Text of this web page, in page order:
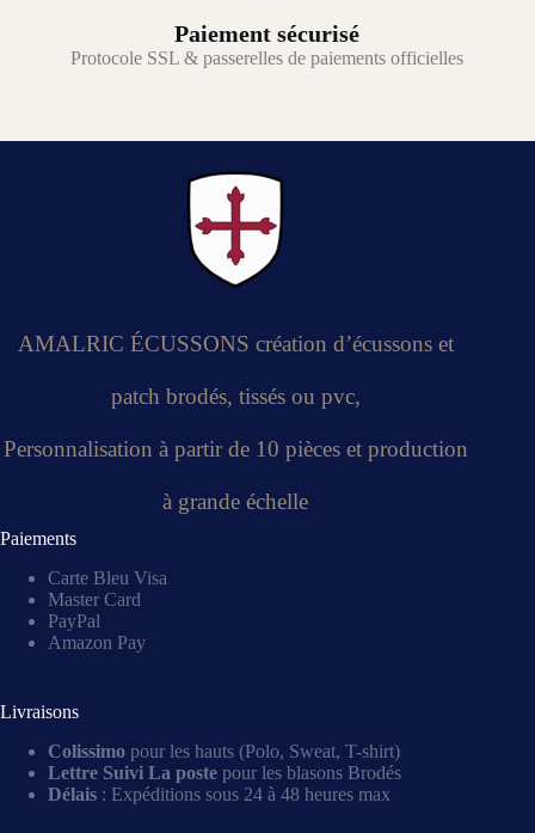
Paiement sécurisé
Protocole SSL & passerelles de paiements officielles
AMALRIC ÉCUSSONS création d’écussons et
patch brodés, tissés ou pvc,
Personnalisation à partir de 10 pièces et production
à grande échelle
Paiements
Carte Bleu Visa
Master Card
PayPal
Amazon Pay
Livraisons
Colissimo pour les hauts (Polo, Sweat, T-shirt)
Lettre Suivi La poste pour les blasons Brodés
Délais : Expéditions sous 24 à 48 heures max